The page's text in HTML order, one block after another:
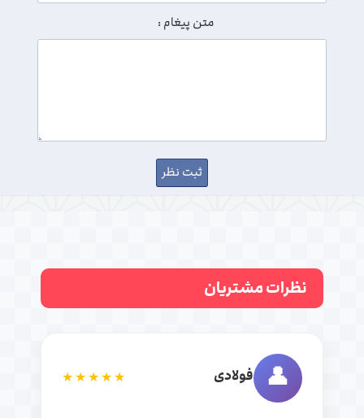
نظرات مشتریان
👤 فولادی ★★★★★
متن پیغام :